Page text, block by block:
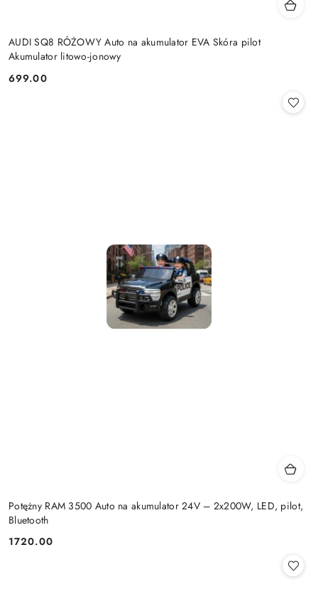
AUDI SQ8 RÓŻOWY Auto na akumulator EVA Skóra pilot
Akumulator litowo-jonowy
Cena:
699.00
Potężny RAM 3500 Auto na akumulator 24V – 2x200W, LED, pilot,
Bluetooth
Cena:
1720.00